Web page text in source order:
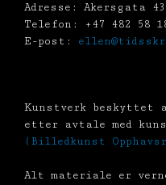
Adresse: Akersgata
Telefon: +47 482 58
E-post:
Kunstverk beskyttet
etter avtale med
(Billedkunst
Alt materiale er